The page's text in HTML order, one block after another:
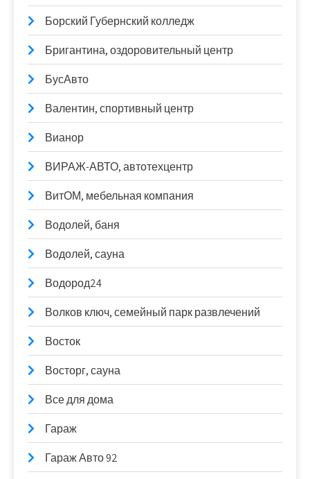
Борский Губернский колледж
Бригантина, оздоровительный центр
БусАвто
Валентин, спортивный центр
Вианор
ВИРАЖ-АВТО, автотехцентр
ВитОМ, мебельная компания
Водолей, баня
Водолей, сауна
Водород24
Волков ключ, семейный парк развлечений
Восток
Восторг, сауна
Все для дома
Гараж
Гараж Авто 92